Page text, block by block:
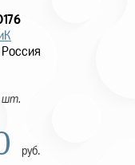
шт.
руб.